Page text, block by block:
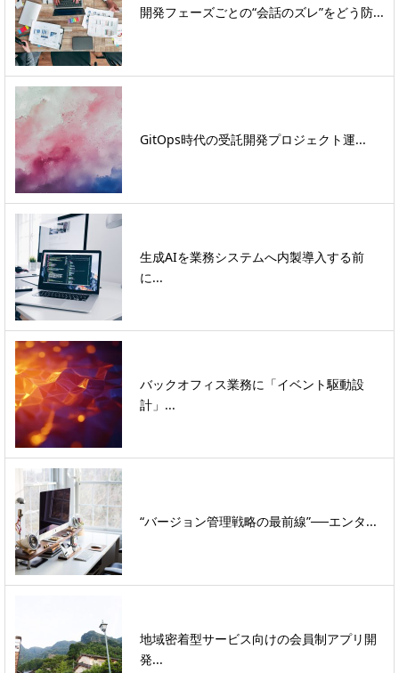
開発フェーズごとの“会話のズレ”をどう防...
GitOps時代の受託開発プロジェクト運...
生成AIを業務システムへ内製導入する前
に...
バックオフィス業務に「イベント駆動設
計」...
“バージョン管理戦略の最前線”──エンタ...
地域密着型サービス向けの会員制アプリ開
発...